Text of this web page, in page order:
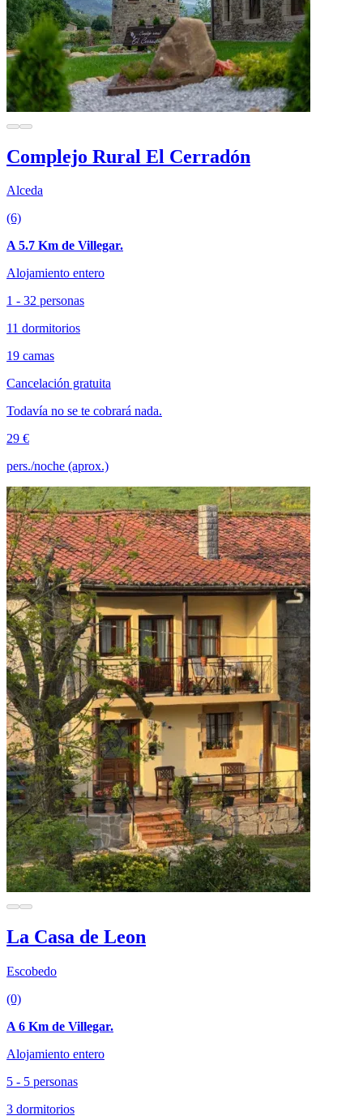
Complejo Rural El Cerradón
Alceda
(6)
A 5.7 Km de Villegar.
Alojamiento entero
1 - 32 personas
11 dormitorios
19 camas
Cancelación gratuita
Todavía no se te cobrará nada.
29 €
pers./noche (aprox.)
La Casa de Leon
Escobedo
(0)
A 6 Km de Villegar.
Alojamiento entero
5 - 5 personas
3 dormitorios